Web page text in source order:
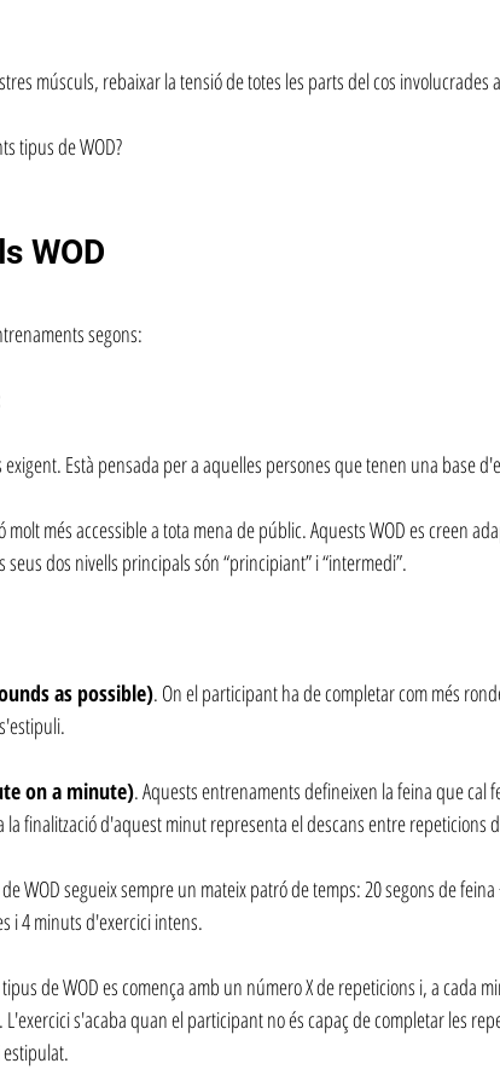
músculs, rebaixar la tensió de totes les parts del cos involucrades
tipus de WOD?
WOD
segons:
exigent. Està pensada per a aquelles persones que tenen una base
molt més accessible a tota mena de públic. Aquests WOD es creen
dos nivells principals són “principiant” i “intermedi”.
as possible). On el participant ha de completar com més
on a minute). Aquests entrenaments defineixen la feina que cal
la finalització d'aquest minut representa el descans entre repeticions
WOD segueix sempre un mateix patró de temps: 20 segons de feina
i 4 minuts d'exercici intens.
de WOD es comença amb un número X de repeticions i, a cada
s'acaba quan el participant no és capaç de completar les